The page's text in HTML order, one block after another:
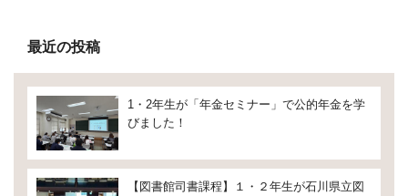
最近の投稿
1・2年生が「年金セミナー」で公的年金を学
びました！
【図書館司書課程】１・２年生が石川県立図